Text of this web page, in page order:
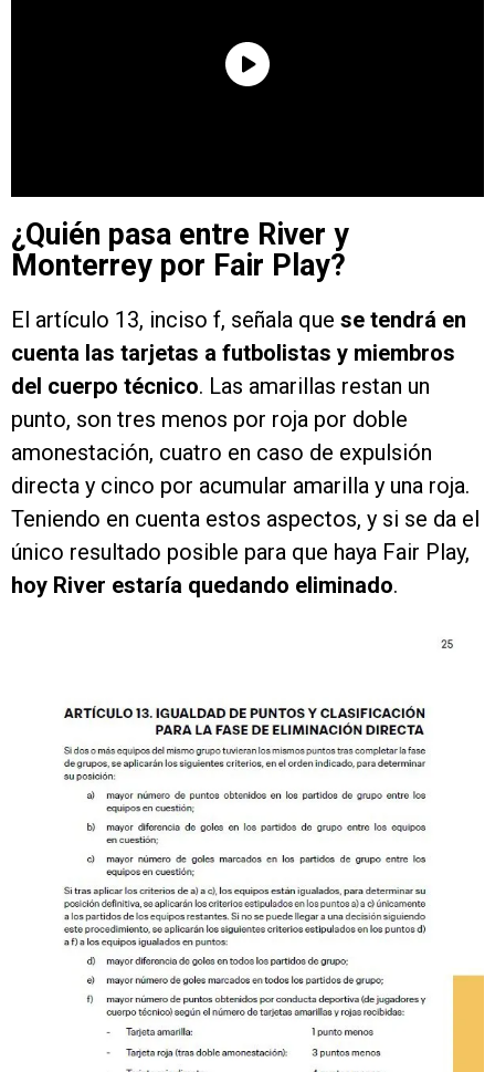
¿Quién pasa entre River y
Monterrey por Fair Play?
El artículo 13, inciso f, señala que se tendrá en
cuenta las tarjetas a futbolistas y miembros
del cuerpo técnico. Las amarillas restan un
punto, son tres menos por roja por doble
amonestación, cuatro en caso de expulsión
directa y cinco por acumular amarilla y una roja.
Teniendo en cuenta estos aspectos, y si se da el
único resultado posible para que haya Fair Play,
hoy River estaría quedando eliminado.